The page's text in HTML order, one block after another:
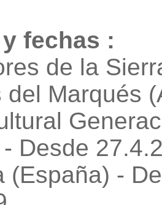
fechas :
de la
del Marqués
Desde
(España) -